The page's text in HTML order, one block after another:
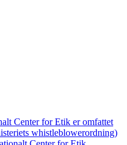
Center for Etik er omfattet
whistleblowerordning)